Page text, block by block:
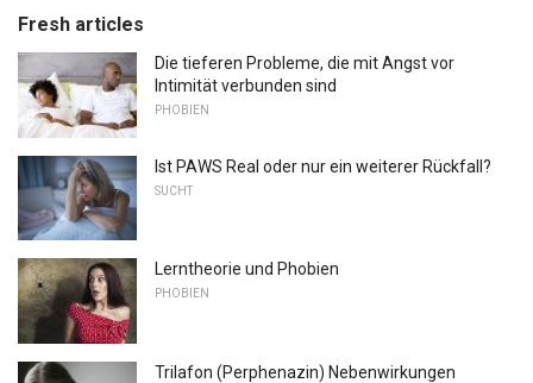
Fresh articles
Die tieferen Probleme, die mit Angst vor
Intimität verbunden sind
PHOBIEN
Ist PAWS Real oder nur ein weiterer Rückfall?
SUCHT
Lerntheorie und Phobien
PHOBIEN
Trilafon (Perphenazin) Nebenwirkungen